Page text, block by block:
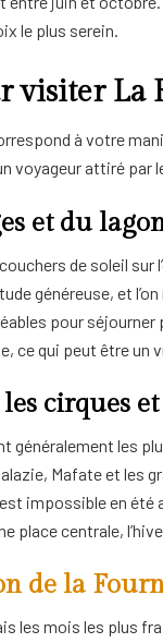
le plus serein.
visiter La
à votre
voyageur attiré par
et du
de soleil
généreuse, et
pour séjourner
ce qui peut être un
cirques
généralement les
Mafate et les
impossible en
place centrale,
de la
les mois les plus